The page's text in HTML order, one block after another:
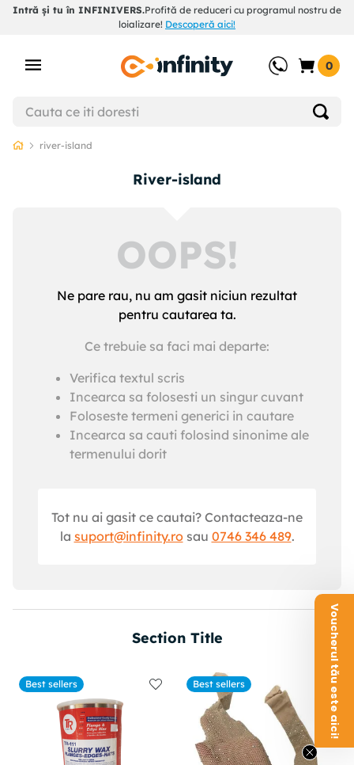
Intră și tu în INFINIVERS.Profită de reduceri cu programul nostru de
loializare! Descoperă aici!
0
river-island
river-island
OOPS!
Ne pare rau, nu am gasit niciun rezultat
pentru cautarea ta.
Ce trebuie sa faci mai departe:
Verifica textul scris
Incearca sa folosesti un singur cuvant
Foloseste termeni generici in cautare
Incearca sa cauti folosind sinonime ale
termenului dorit
Tot nu ai gasit ce cautai? Contacteaza-ne
la suport@infinity.rosau 0746 346 489.
Section Title
Best sellers Best sellers Voucherul tău este aici!